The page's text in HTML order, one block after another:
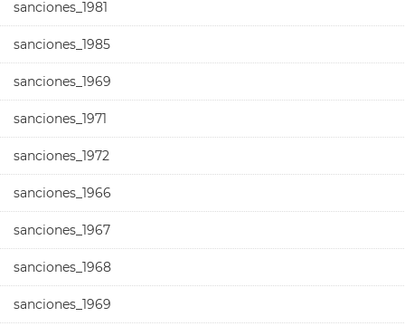
sanciones_1981
sanciones_1985
sanciones_1969
sanciones_1971
sanciones_1972
sanciones_1966
sanciones_1967
sanciones_1968
sanciones_1969